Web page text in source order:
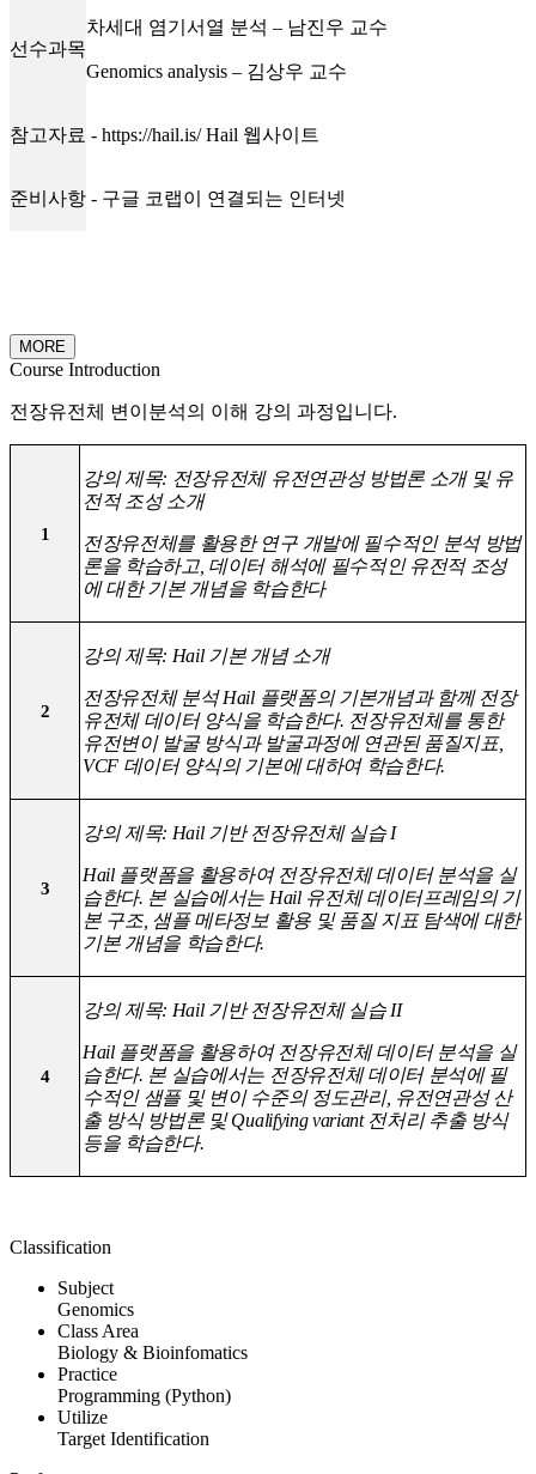
선수과목
차세대 염기서열 분석 – 남진우 교수
Genomics analysis – 김상우 교수
참고자료 - https://hail.is/ Hail 웹사이트
준비사항 - 구글 코랩이 연결되는 인터넷
MORE
Course Introduction
전장유전체 변이분석의 이해 강의 과정입니다.
1
강의 제목: 전장유전체 유전연관성 방법론 소개 및 유
전적 조성 소개
전장유전체를 활용한 연구 개발에 필수적인 분석 방법
론을 학습하고, 데이터 해석에 필수적인 유전적 조성
에 대한 기본 개념을 학습한다
2
강의 제목: Hail 기본 개념 소개
전장유전체 분석 Hail 플랫폼의 기본개념과 함께 전장
유전체 데이터 양식을 학습한다. 전장유전체를 통한
유전변이 발굴 방식과 발굴과정에 연관된 품질지표,
VCF 데이터 양식의 기본에 대하여 학습한다.
3
강의 제목: Hail 기반 전장유전체 실습 I
Hail 플랫폼을 활용하여 전장유전체 데이터 분석을 실
습한다. 본 실습에서는 Hail 유전체 데이터프레임의 기
본 구조, 샘플 메타정보 활용 및 품질 지표 탐색에 대한
기본 개념을 학습한다.
4
강의 제목: Hail 기반 전장유전체 실습 II
Hail 플랫폼을 활용하여 전장유전체 데이터 분석을 실
습한다. 본 실습에서는 전장유전체 데이터 분석에 필
수적인 샘플 및 변이 수준의 정도관리, 유전연관성 산
출 방식 방법론 및 Qualifying variant 전처리 추출 방식
등을 학습한다.
Classification
Subject
Genomics
Class Area
Biology & Bioinfomatics
Practice
Programming (Python)
Utilize
Target Identification